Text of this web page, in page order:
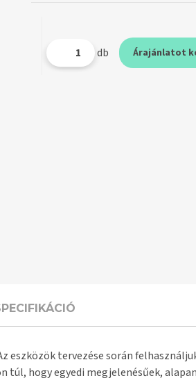
db Árajánlatot
eszközök tervezése során
hogy egyedi megjelenésűek,